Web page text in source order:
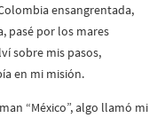
ensangrentada,
pasé por los mares
sobre mis pasos,
en mi misión.
“México”, algo llamó mi